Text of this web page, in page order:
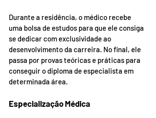
Durante a residência, o médico recebe
uma bolsa de estudos para que ele consiga
se dedicar com exclusividade ao
desenvolvimento da carreira. No final, ele
passa por provas teóricas e práticas para
conseguir o diploma de especialista em
determinada área.
Especialização Médica